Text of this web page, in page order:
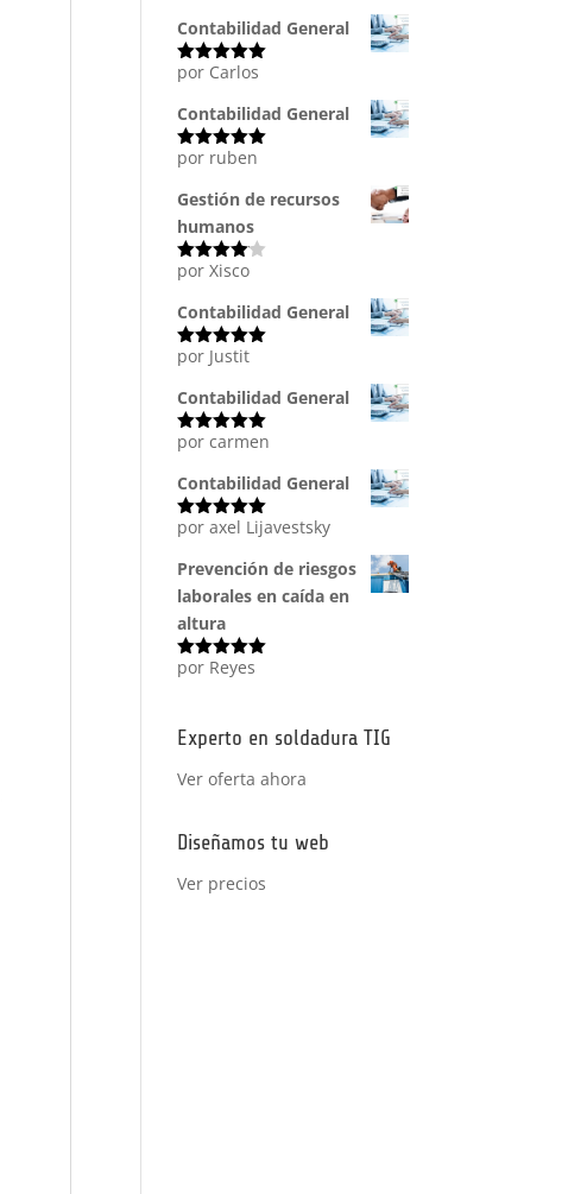
Contabilidad General
Valorado
por Carlos
Contabilidad General
Valorado
por ruben
Gestión de recursos
humanos
Valorado
5
por Xisco
Contabilidad General
Valorado
por Justit
Contabilidad General
Valorado
por carmen
Contabilidad General
Valorado
por axel Lijavestsky
Prevención de riesgos
laborales en caída en
altura
Valorado
por Reyes
Experto en soldadura TIG
Ver oferta ahora
Diseñamos tu web
Ver precios